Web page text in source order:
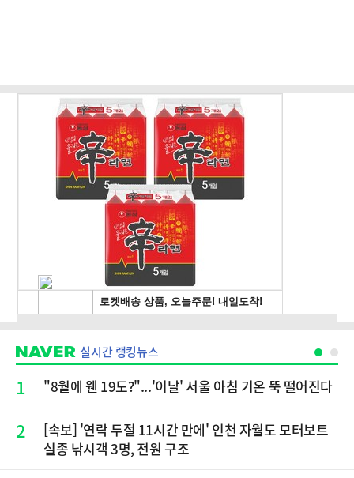
실시간 랭킹뉴스
1 "8월에 웬 19도?"...'이날' 서울 아침 기온 뚝 떨어진다
2
[속보] '연락 두절 11시간 만에' 인천 자월도 모터보트
실종 낚시객 3명, 전원 구조